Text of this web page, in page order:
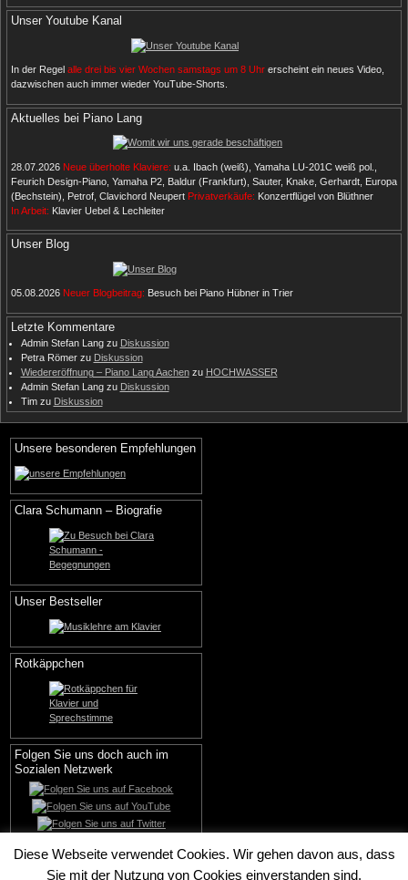
Unser Youtube Kanal
In der Regel alle drei bis vier Wochen samstags um 8 Uhr erscheint ein neues Video,
dazwischen auch immer wieder YouTube-Shorts.
Aktuelles bei Piano Lang
28.07.2026 Neue überholte Klaviere: u.a. Ibach (weiß), Yamaha LU-201C weiß pol.,
Feurich Design-Piano, Yamaha P2, Baldur (Frankfurt), Sauter, Knake, Gerhardt, Europa
(Bechstein), Petrof, Clavichord Neupert Privatverkäufe: Konzertflügel von Blüthner
In Arbeit: Klavier Uebel & Lechleiter
Unser Blog
05.08.2026 Neuer Blogbeitrag: Besuch bei Piano Hübner in Trier
Letzte Kommentare
Admin Stefan Langzu Diskussion
Petra Römerzu Diskussion
Wiedereröffnung – Piano Lang Aachenzu HOCHWASSER
Admin Stefan Langzu Diskussion
Timzu Diskussion
Unsere besonderen Empfehlungen
Clara Schumann – Biografie
Unser Bestseller
Rotkäppchen
Folgen Sie uns doch auch im
Sozialen Netzwerk
Diese Webseite verwendet Cookies. Wir gehen davon aus, dass
Sie mit der Nutzung von Cookies einverstanden sind.